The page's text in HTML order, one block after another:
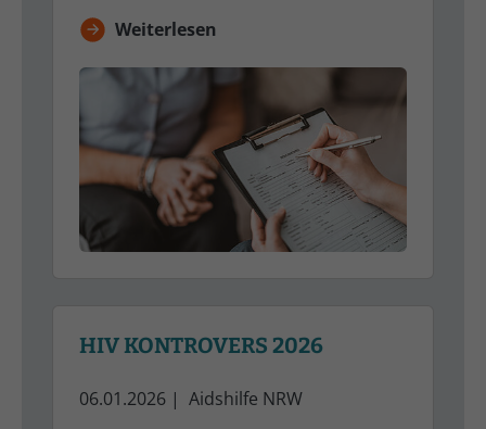
Weiterlesen
HIV KONTROVERS 2026
06.01.2026 | Aidshilfe NRW